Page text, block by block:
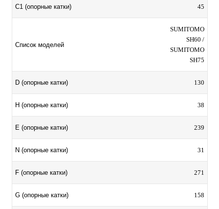
C1 (опорные катки) 45
Список моделей
SUMITOMO
SH60 /
SUMITOMO
SH75
D (опорные катки) 130
H (опорные катки) 38
E (опорные катки) 239
N (опорные катки) 31
F (опорные катки) 271
G (опорные катки) 158